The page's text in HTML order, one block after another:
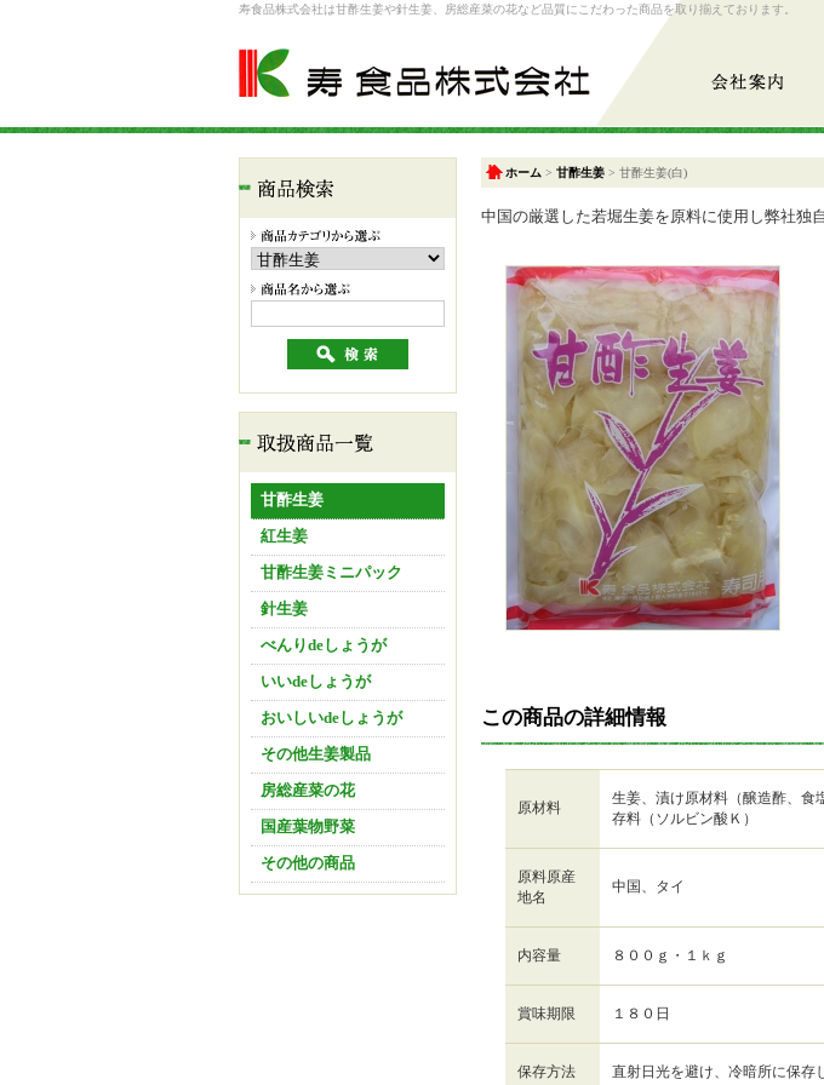
寿食品株式会社は甘酢生姜や針生姜、房総産菜の花など品質にこだわった商品を取り揃えております。
会社案内
アイテム検索
商品カテゴリー
甘酢生姜
紅生姜
甘酢生姜ミニパック
針生姜
べんりdeしょうが
いいdeしょうが
おいしいdeしょうが
その他生姜製品
房総産菜の花
国産葉物野菜
その他の商品
ホーム > 甘酢生姜 > 甘酢生姜(白)
中国の厳選した若堀生姜を原料に使用し弊社独
この商品の詳細情報
原材料
生姜、漬け原材料（醸造酢、食
存料（ソルビン酸Ｋ）
原料原産
地名
中国、タイ
内容量 ８００ｇ・１ｋｇ
賞味期限 １８０日
保存方法 直射日光を避け、冷暗所に保存